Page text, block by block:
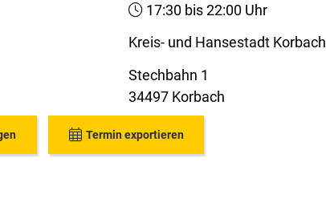
17:30 bis 22:00 Uhr
Kreis- und Hansestadt Korbach
Stechbahn 1
34497 Korbach
Termin exportieren